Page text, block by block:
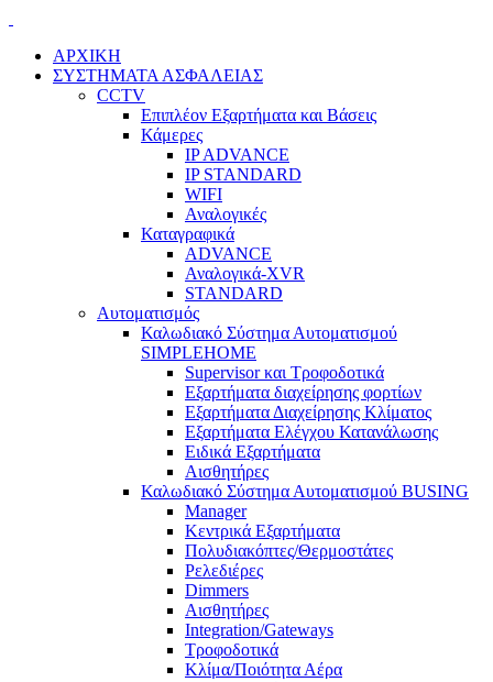
ΑΡΧΙΚΗ
ΣΥΣΤΗΜΑΤΑ ΑΣΦΑΛΕΙΑΣ
CCTV
Επιπλέον Εξαρτήματα και Βάσεις
Κάμερες
IP ADVANCE
IP STANDARD
WIFI
Αναλογικές
Καταγραφικά
ADVANCE
Αναλογικά-XVR
STANDARD
Αυτοματισμός
Καλωδιακό Σύστημα Αυτοματισμού
SIMPLEHOME
Supervisor και Τροφοδοτικά
Εξαρτήματα διαχείρησης φορτίων
Εξαρτήματα Διαχείρησης Κλίματος
Εξαρτήματα Ελέγχου Κατανάλωσης
Ειδικά Εξαρτήματα
Αισθητήρες
Καλωδιακό Σύστημα Αυτοματισμού BUSING
Manager
Κεντρικά Εξαρτήματα
Πολυδιακόπτες/Θερμοστάτες
Ρελεδιέρες
Dimmers
Αισθητήρες
Integration/Gateways
Τροφοδοτικά
Κλίμα/Ποιότητα Αέρα